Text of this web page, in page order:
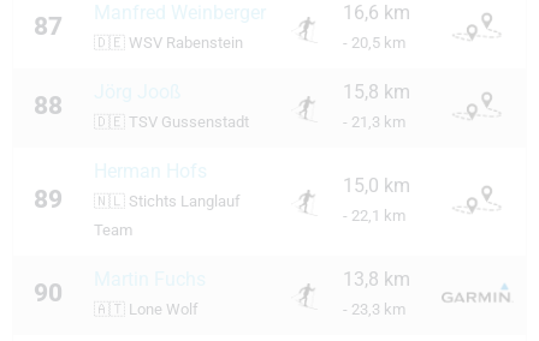
87 Manfred Weinberger
🇩🇪 WSV Rabenstein
16,6 km
- 20,5 km
88
🇩🇪 TSV Gussenstadt
15,8 km
- 21,3 km
89
Herman Hofs
🇳🇱 Stichts Langlauf
Team
15,0 km
- 22,1 km
90
🇦🇹 Lone Wolf
13,8 km
- 23,3 km